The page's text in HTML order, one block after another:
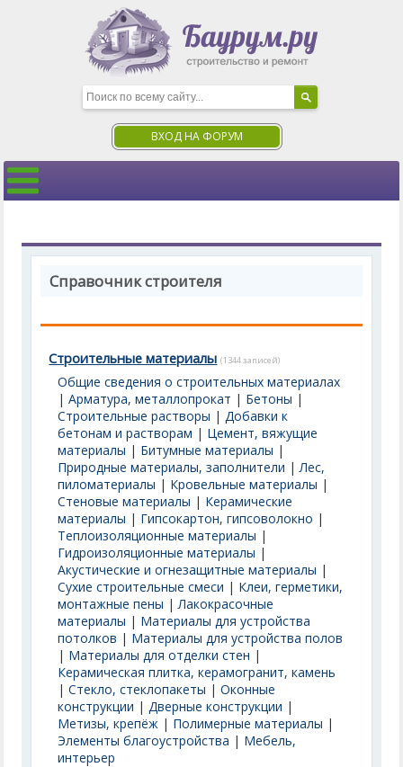
ВХОД НА ФОРУМ
Справочник строителя
Строительные материалы (1344 записей)
Общие сведения о строительных материалах
|Арматура, металлопрокат | Бетоны |
Строительные растворы |Добавки к
бетонам и растворам | Цемент, вяжущие
материалы | Битумные материалы |
Природные материалы, заполнители |Лес,
пиломатериалы | Кровельные материалы |
Стеновые материалы | Керамические
материалы | Гипсокартон, гипсоволокно |
Теплоизоляционные материалы |
Гидроизоляционные материалы |
Акустические и огнезащитные материалы |
Сухие строительные смеси | Клеи, герметики,
монтажные пены |Лакокрасочные
материалы | Материалы для устройства
потолков | Материалы для устройства полов
| Материалы для отделки стен |
Керамическая плитка, керамогранит, камень
|Стекло, стеклопакеты |Оконные
конструкции |Дверные конструкции |
Метизы, крепёж | Полимерные материалы |
Элементы благоустройства | Мебель,
интерьер